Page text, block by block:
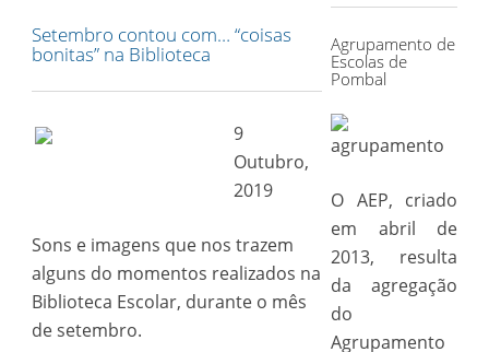
Setembro contou com… “coisas
bonitas” na Biblioteca
9
Outubro,
2019
Sons e imagens que nos trazem
alguns do momentos realizados na
Biblioteca Escolar, durante o mês
de setembro.
Agrupamento de
Escolas de
Pombal
O AEP, criado
em abril de
2013, resulta
da agregação
do
Agrupamento